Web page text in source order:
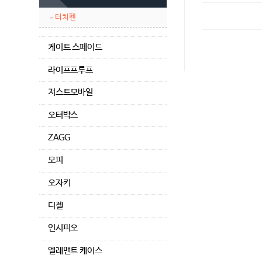
터치펜
케이트 스페이드
라이프프루프
저스트모바일
오터박스
ZAGG
모피
오자키
디젤
인시피오
엘레맨트 케이스